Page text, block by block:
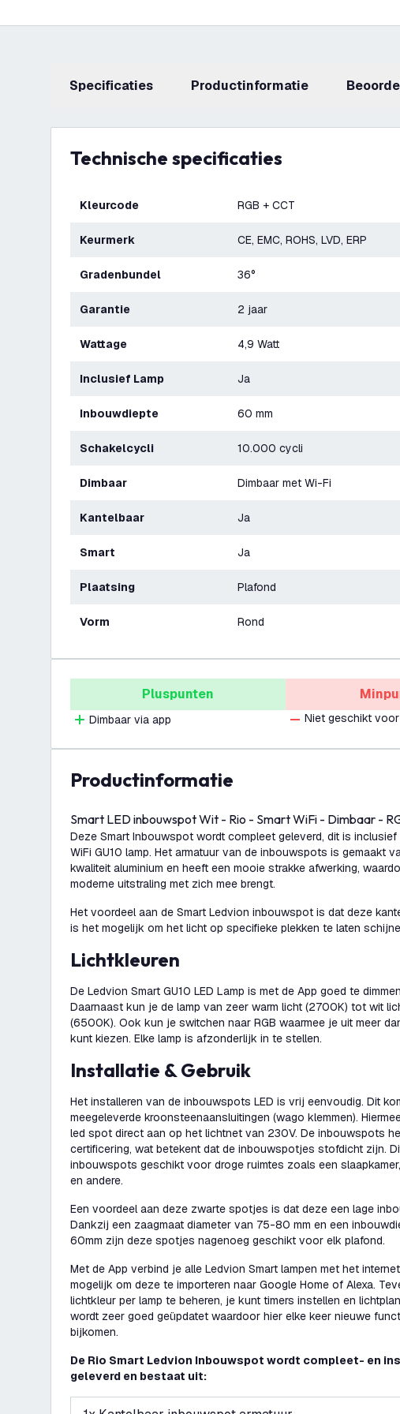
Specificaties productinformatie
Technische specificaties
Kleurcode RGB + CCT
Keurmerk CE, EMC, ROHS, LVD, ERP
Gradenbundel 36°
Garantie 2 jaar
Wattage 4,9 Watt
Inclusief Lamp Ja
Inbouwdiepte 60 mm
Schakelcycli 10.000 cycli
Dimbaar Dimbaar met Wi-Fi
Kantelbaar Ja
Smart Ja
Plaatsing Plafond
Vorm Rond
Pluspunten
Dimbaar via app Niet geschikt
productinformatie
Smart LED inbouwspot Wit - Rio - Smart WiFi - Dimbaar -
Deze Smart Inbouwspot wordt compleet geleverd, dit is inclusief
WiFi GU10 lamp. Het armatuur van de inbouwspots is gemaakt
kwaliteit aluminium en heeft een mooie strakke afwerking,
moderne uitstraling met zich mee brengt.
Het voordeel aan de Smart Ledvion inbouwspot is dat deze
is het mogelijk om het licht op specifieke plekken te laten
Lichtkleuren
De Ledvion Smart GU10 LED Lamp is met de App goed te
Daarnaast kun je de lamp van zeer warm licht (2700K) tot wit
(6500K). Ook kun je switchen naar RGB waarmee je uit meer
kunt kiezen. Elke lamp is afzonderlijk in te stellen.
Installatie & Gebruik
Het installeren van de inbouwspots LED is vrij eenvoudig. Dit
meegeleverde kroonsteenaansluitingen (wago klemmen).
led spot direct aan op het lichtnet van 230V. De inbouwspots
certificering, wat betekent dat de inbouwspotjes stofdicht zijn.
inbouwspots geschikt voor droge ruimtes zoals een
en andere.
Een voordeel aan deze zwarte spotjes is dat deze een lage
Dankzij een zaagmaat diameter van 75-80 mm en een
60mm zijn deze spotjes nagenoeg geschikt voor elk plafond.
Met de App verbind je alle Ledvion Smart lampen met het
mogelijk om deze te importeren naar Google Home of Alexa.
lichtkleur per lamp te beheren, je kunt timers instellen en
wordt zeer goed geüpdatet waardoor hier elke keer nieuwe
bijkomen.
De Rio Smart Ledvion Inbouwspot wordt compleet- en
geleverd en bestaat uit: